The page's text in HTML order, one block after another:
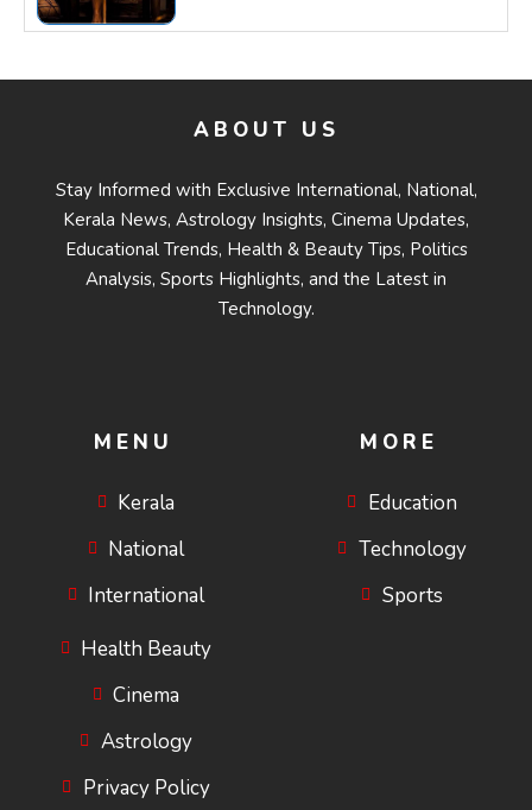
ABOUT US
Stay Informed with Exclusive International, National,
Kerala News, Astrology Insights, Cinema Updates,
Educational Trends, Health & Beauty Tips, Politics
Analysis, Sports Highlights, and the Latest in
Technology.
MENU
Kerala
National
International
Health Beauty
Cinema
Astrology
Privacy Policy
MORE
Education
Technology
Sports